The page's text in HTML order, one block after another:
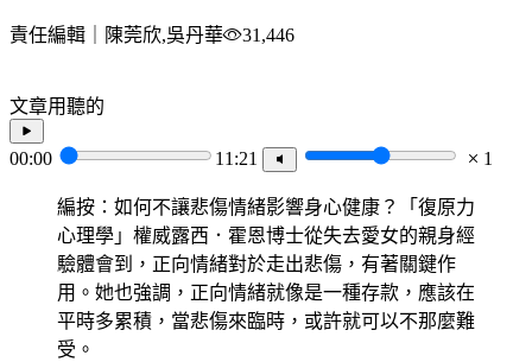
責任編輯｜陳莞欣,吳丹華 31,446
文章用聽的
00:00 11:21 1
編按：如何不讓悲傷情緒影響身心健康？「復原力
心理學」權威露西．霍恩博士從失去愛女的親身經
驗體會到，正向情緒對於走出悲傷，有著關鍵作
用。她也強調，正向情緒就像是一種存款，應該在
平時多累積，當悲傷來臨時，或許就可以不那麼難
受。